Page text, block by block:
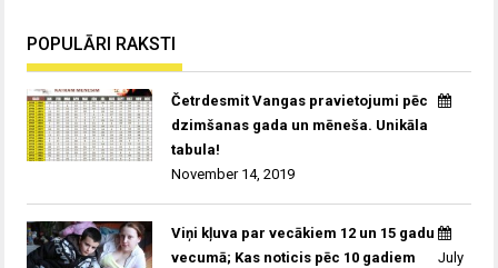
POPULĀRI RAKSTI
Četrdesmit Vangas pravietojumi pēc
dzimšanas gada un mēneša. Unikāla
tabula!
November 14, 2019
Viņi kļuva par vecākiem 12 un 15 gadu
vecumā; Kas noticis pēc 10 gadiem
July